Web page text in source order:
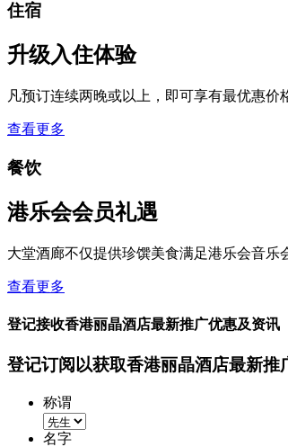
住宿
升级入住体验
凡预订连续两晚或以上，即可享有最优惠价
查看更多
餐饮
港乐会会员礼遇
大堂酒廊不仅提供珍馔美食满足港乐会音乐
查看更多
登记接收香港丽晶酒店最新推广优惠及资讯
登记订阅以获取香港丽晶酒店最新推
称谓
名字